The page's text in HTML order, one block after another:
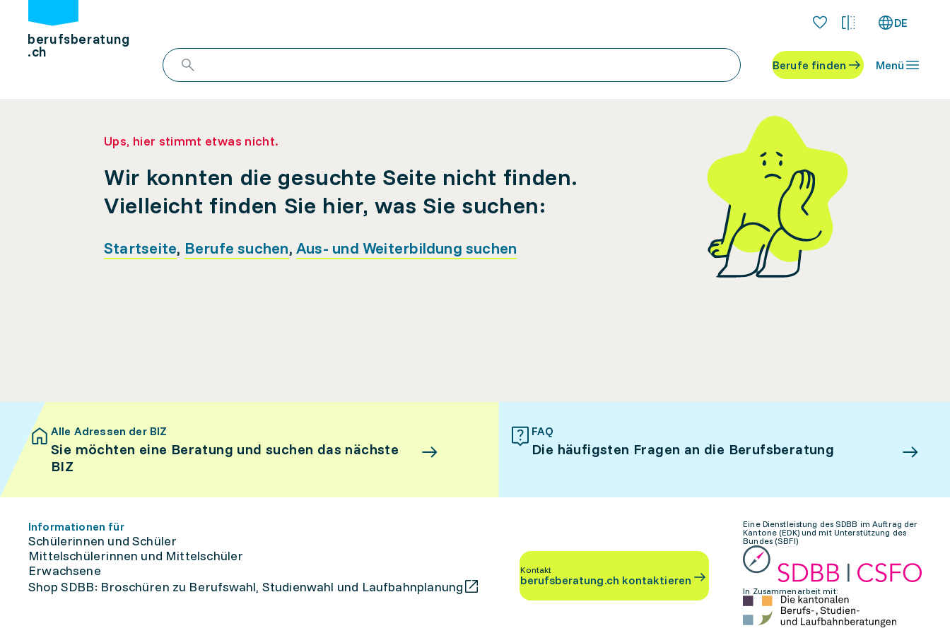
berufsberatung
.ch
DE
Berufe finden Menü
Ups, hier stimmt etwas nicht.
Wir konnten die gesuchte Seite nicht finden.
Vielleicht finden Sie hier, was Sie suchen:
Startseite, Berufe suchen, Aus- und Weiterbildung suchen
Alle Adressen der BIZ
Sie möchten eine Beratung und suchen das nächste
BIZ
FAQ
Die häufigsten Fragen an die Berufsberatung
Informationen für
Schülerinnen und Schüler
Mittelschülerinnen und Mittelschüler
Erwachsene
Shop SDBB: Broschüren zu Berufswahl, Studienwahl und Laufbahnplanung
Kontakt
berufsberatung.ch kontaktieren
Eine Dienstleistung des SDBB im Auftrag der
Kantone (EDK) und mit Unterstützung des
Bundes (SBFI)
In Zusammenarbeit mit: